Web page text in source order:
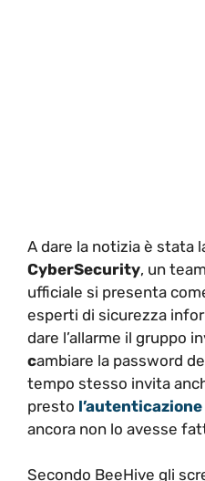
A dare la notizia è stata
CyberSecurity, un
ufficiale si presenta
esperti di sicurezza
dare l’allarme il gruppo
cambiare la password
tempo stesso invita
presto
ancora non lo avesse
Secondo BeeHive gli